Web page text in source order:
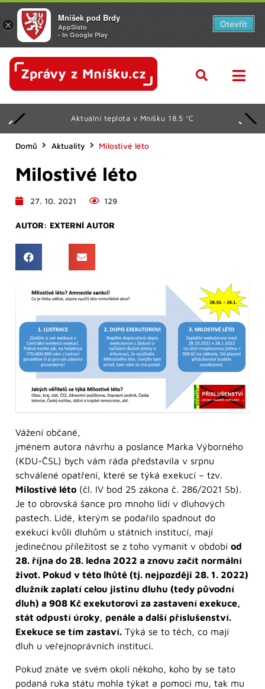
Aktuální teplota v Mníšku 18.5 °C
Domů Aktuality Milostivé léto
Milostivé léto
27. 10. 2021 129
AUTOR: EXTERNÍ AUTOR
Vážení občané,
jménem autora návrhu a poslance Marka Výborného
(KDU-ČSL) bych vám ráda představila v srpnu
schválené opatření, které se týká exekucí – tzv.
Milostivé léto (čl. IV bod 25 zákona č. 286/2021 Sb).
Je to obrovská šance pro mnoho lidí v dluhových
pastech. Lidé, kterým se podařilo spadnout do
exekucí kvůli dluhům u státních institucí, mají
jedinečnou příležitost se z toho vymanit v období od
28. října do 28. ledna 2022 a znovu začít normální
život. Pokud v této lhůtě (tj. nejpozději 28. 1. 2022)
dlužník zaplatí celou jistinu dluhu (tedy původní
dluh) a 908 Kč exekutorovi za zastavení exekuce,
stát odpustí úroky, penále a další příslušenství.
Exekuce se tím zastaví. Týká se to těch, co mají
dluh u veřejnoprávních institucí.
Pokud znáte ve svém okolí někoho, koho by se tato
podaná ruka státu mohla týkat a pomoci mu, tak mu
×
Mníšek pod Brdy
AppSisto
- In Google Play
Otevřít